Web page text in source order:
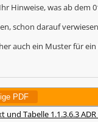
Hinweise, was ab dem
schon darauf
auch ein Muster für
und Tabelle 1.1.3.6.3